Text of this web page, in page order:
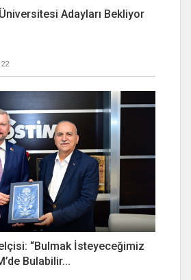
Adayları Bekliyor
“Bulmak İsteyeceğimiz
Bulabilir...